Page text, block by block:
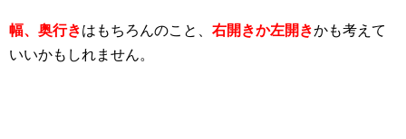
幅、奥行きはもちろんのこと、 右開きか左開きかも考えて
いいかもしれません。